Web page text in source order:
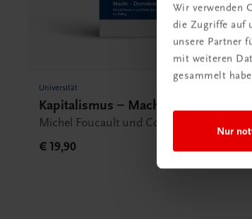
Wir verwenden
die Zugriffe auf
unsere Partner
mit weiteren
gesammelt
Nur
Universität
Kapitalismus – Macht – Demokratie
Michel Foucault und Colin Crouch im
€ 19,90